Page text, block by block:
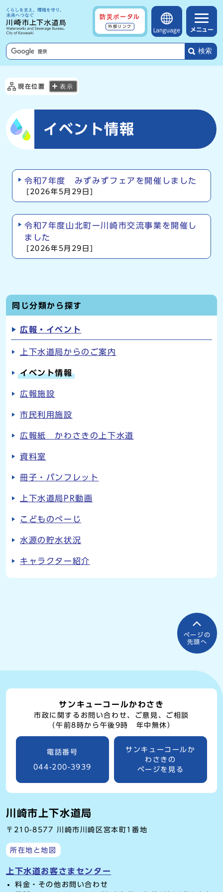
防災ポータル
外部リンク
Language メニュー
検索
現在位置 表示
イベント情報
令和7年度 みずみずフェアを開催しました
[2026年5月29日]
令和7年度山北町ー川崎市交流事業を開催し
ました
[2026年5月29日]
同じ分類から探す
広報・イベント
上下水道局からのご案内
イベント情報
広報施設
市民利用施設
広報紙 かわさきの上下水道
資料室
冊子・パンフレット
上下水道局PR動画
こどものぺーじ
水源の貯水状況
キャラクター紹介
ページの
先頭へ
サンキューコールかわさき
市政に関するお問い合わせ、ご意見、ご相談
（午前8時から午後9時 年中無休）
電話番号
044-200-3939
サンキューコールか
わさきの
ページを見る
川崎市上下水道局
〒210-8577 川崎市川崎区宮本町1番地
所在地と地図
上下水道お客さまセンター
料金・その他お問い合わせ